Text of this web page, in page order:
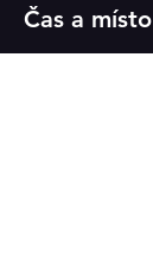
Čas a místo